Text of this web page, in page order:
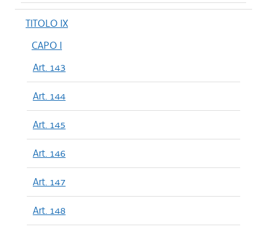
TITOLO IX
CAPO I
Art. 143
Art. 144
Art. 145
Art. 146
Art. 147
Art. 148